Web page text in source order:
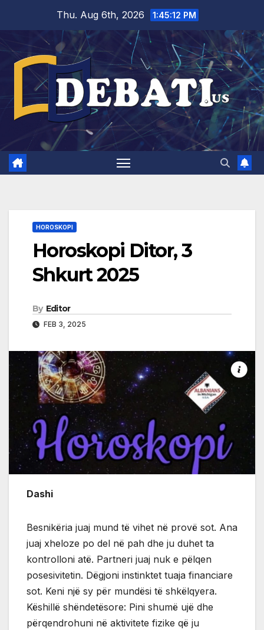
content
Thu. Aug 6th, 2026 1:45:13 PM
HOROSKOPI
Horoskopi Ditor, 3
Shkurt 2025
By Editor
FEB 3, 2025
Dashi
Besnikëria juaj mund të vihet në provë sot. Ana
juaj xheloze po del në pah dhe ju duhet ta
kontrolloni atë. Partneri juaj nuk e pëlqen
posesivitetin. Dëgjoni instinktet tuaja financiare
sot. Keni një sy për mundësi të shkëlqyera.
Këshillë shëndetësore: Pini shumë ujë dhe
përqendrohuni në aktivitete fizike që ju